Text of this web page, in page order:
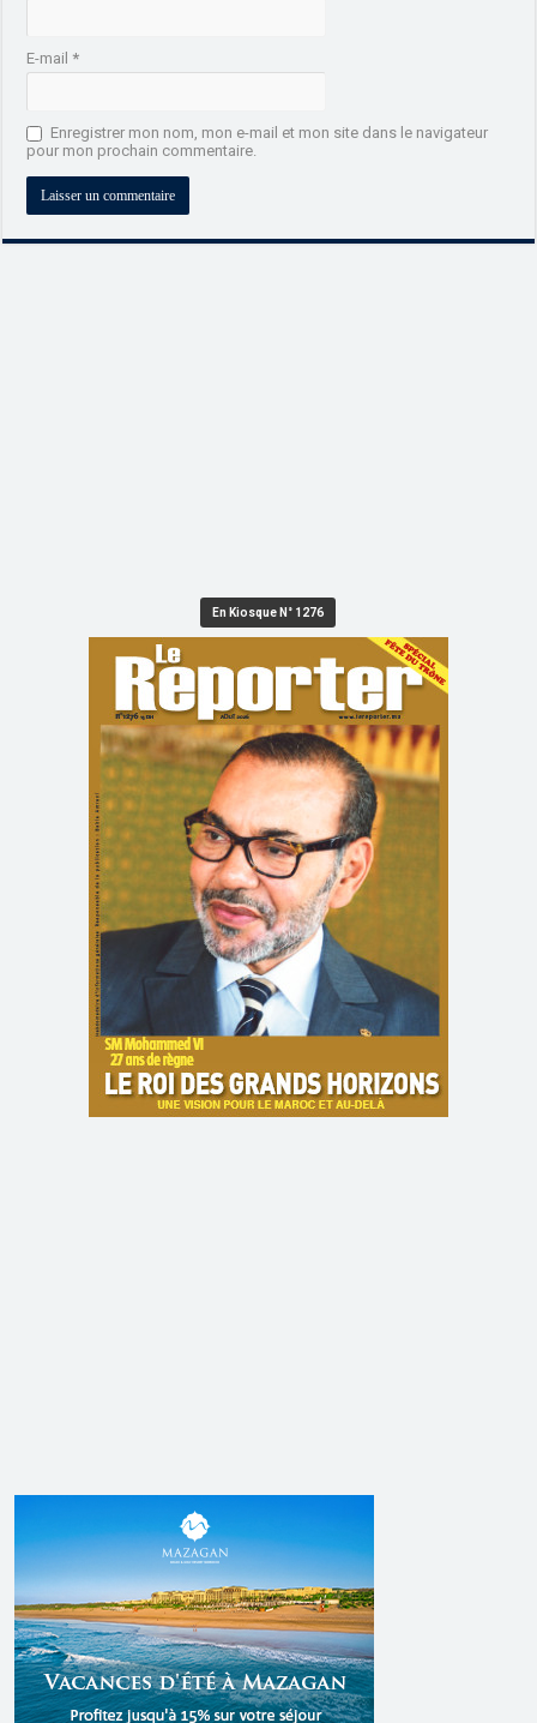
E-mail*
Enregistrer mon nom, mon e-mail et mon site dans le navigateur
pour mon prochain commentaire.
En Kiosque N° 1276